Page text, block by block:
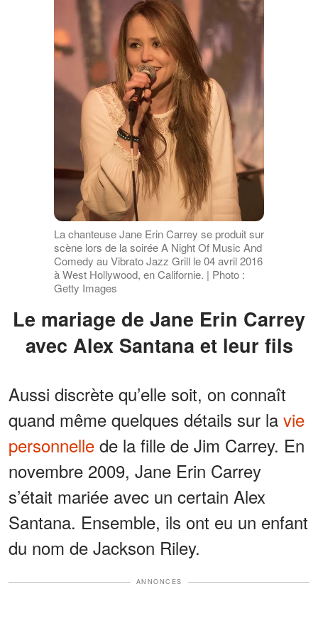
La chanteuse Jane Erin Carrey se produit sur
scène lors de la soirée A Night Of Music And
Comedy au Vibrato Jazz Grill le 04 avril 2016
à West Hollywood, en Californie. | Photo :
Getty Images
Le mariage de Jane Erin Carrey
avec Alex Santana et leur fils
Aussi discrète qu’elle soit, on connaît
quand même quelques détails sur la vie
personnelle de la fille de Jim Carrey. En
novembre 2009, Jane Erin Carrey
s’était mariée avec un certain Alex
Santana. Ensemble, ils ont eu un enfant
du nom de Jackson Riley.
ANNONCES